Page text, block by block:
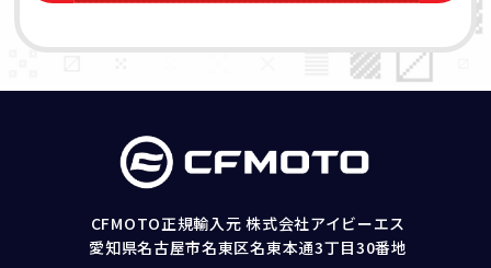
CFMOTO正規輸入元 株式会社アイビーエス
愛知県名古屋市名東区名東本通3丁目30番地